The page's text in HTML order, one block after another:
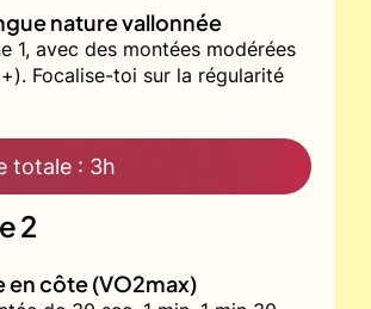
nature vallonnée
1, avec des montées modérées
Focalise-toi sur la régularité
totale : 3h
2
en côte (VO2max)